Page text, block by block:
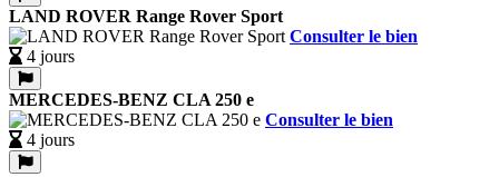
LAND ROVER Range Rover Sport
Consulter le bien
4 jours
MERCEDES-BENZ CLA 250 e
Consulter le bien
4 jours